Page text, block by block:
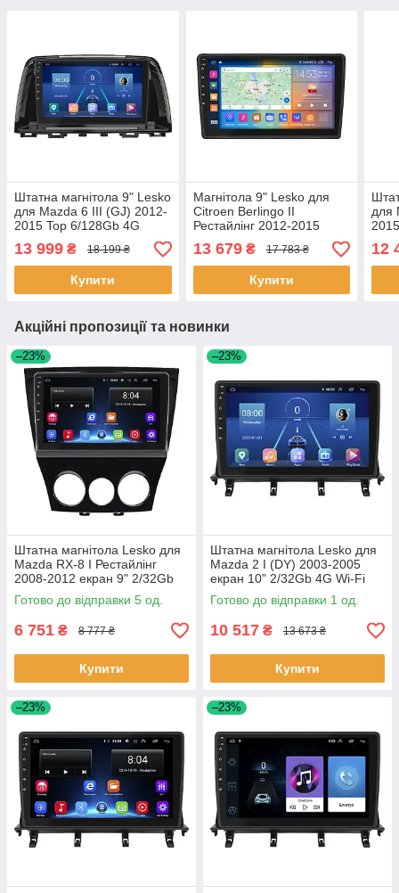
Штатна магнітола 9" Lesko
для Mazda 6 III (GJ) 2012-
2015 Top 6/128Gb 4G
13 999 ₴ 18 199 ₴
Купити
Магнітола 9" Lesko для
Citroen Berlingo II
Рестайлінг 2012-2015
4/64Gb CarPlay 4G Wi-Fi
GPS Prime 6шт
13 679₴ 17 783 ₴
Купити
для
12
Акційні пропозиції та новинки
–23%
Штатна магнітола Lesko для
Mazda RX-8 I Рестайлінг
2008-2012 екран 9" 2/32Gb
Wi-Fi GPS Base 5 шт.
Готово до відправки 5 од.
6 751 ₴ 8 777 ₴
Купити
–23%
Штатна магнітола Lesko для
Mazda 2 I (DY) 2003-2005
екран 10" 2/32Gb 4G Wi-Fi
GPS Top 1 шт.
Готово до відправки 1 од.
10 517 ₴ 13 673 ₴
Купити
–23% –23%